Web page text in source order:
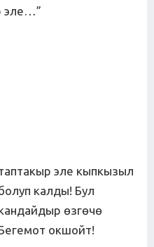
эле…”
эле кыпкызыл
калды! Бул
өзгөчө
окшойт!